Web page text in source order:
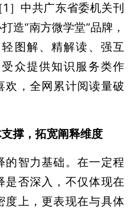
］中共广东省委机关刊
造“南方微学堂”品牌，
图解、精解读、强互
众提供知识服务类作
欢，全网累计阅读量破
支撑，拓宽阐释维度
的智力基础。在一定程
是否深入，不仅体现在
度上，更表现在与具体